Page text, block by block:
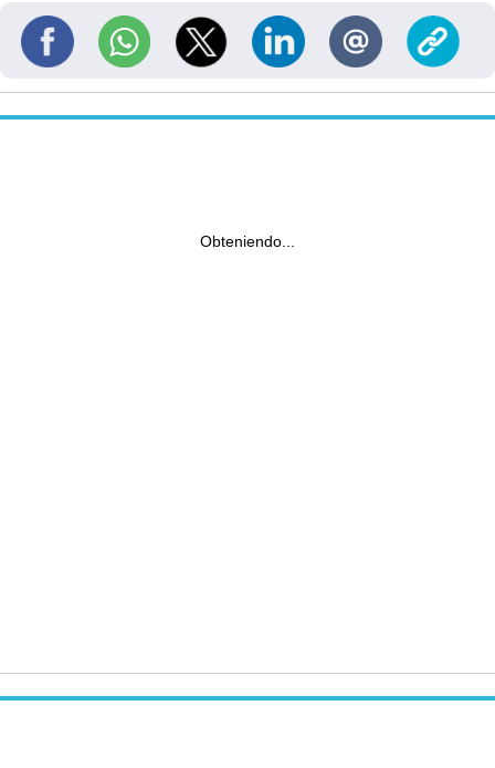
Obteniendo...